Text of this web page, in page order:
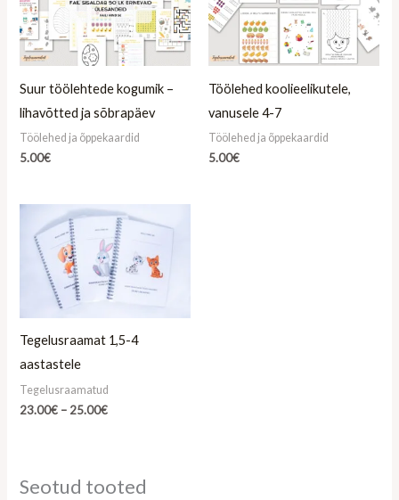
Suur töölehtede kogumik –
lihavõtted ja sõbrapäev
Töölehed ja õppekaardid
5.00€
Töölehed koolieelikutele,
vanusele 4-7
Töölehed ja õppekaardid
5.00€
Tegelusraamat 1,5-4
aastastele
Tegelusraamatud
23.00€ – 25.00€
Hinnavahemik:
23.00€
kuni
25.00€
Seotud tooted